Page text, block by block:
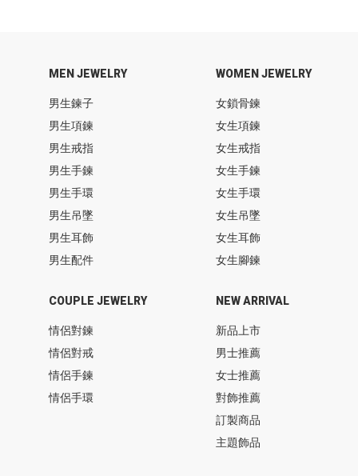
MEN JEWELRY
男生鍊子
男生項鍊
男生戒指
男生手鍊
男生手環
男生吊墜
男生耳飾
男生配件
WOMEN JEWELRY
女鎖骨鍊
女生項鍊
女生戒指
女生手鍊
女生手環
女生吊墜
女生耳飾
女生腳鍊
COUPLE JEWELRY
情侶對鍊
情侶對戒
情侶手鍊
情侶手環
NEW ARRIVAL
新品上市
男士推薦
女士推薦
對飾推薦
訂製商品
主題飾品